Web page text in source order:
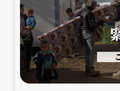
大雨による洪
カカオ生産
シリア国内避難民・帰
トルコにおけるシ